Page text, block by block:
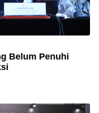
Belum Penuhi